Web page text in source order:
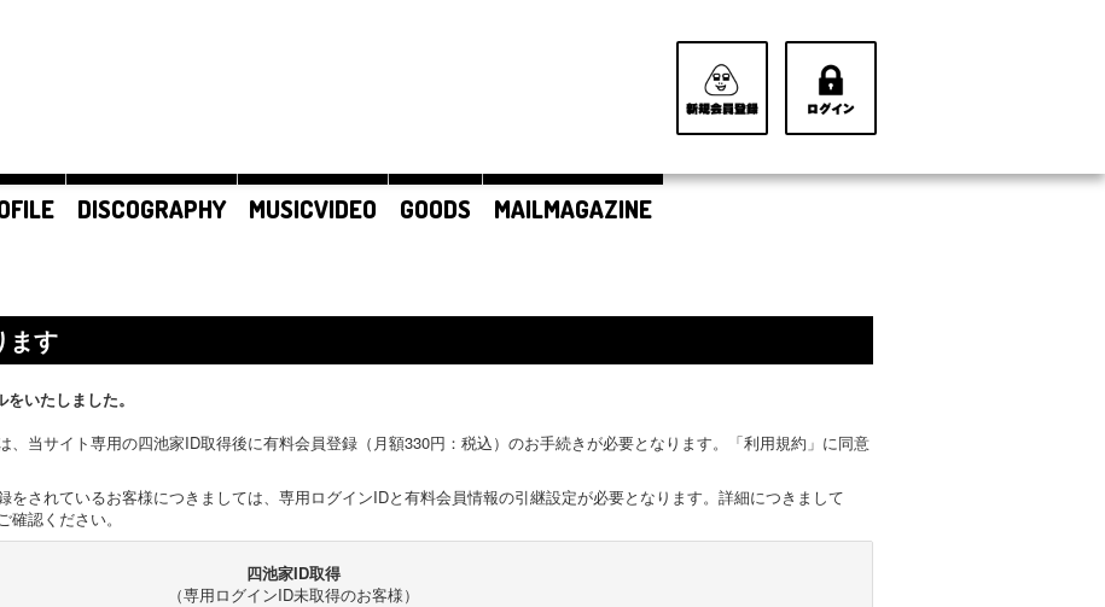
DISCOGRAPHY MUSICVIDEO GOODS
MAILMAGAZINE
ます
いたしました。
、当サイト専用の四池家ID取得後に有料会員登録（月額330円：税込）のお手続きが必要となります。「利用規約」に同意
をされているお客様につきましては、専用ログインIDと有料会員情報の引継設定が必要となります。詳細につきまして
認ください。
四池家ID取得
（専用ログインID未取得のお客様）